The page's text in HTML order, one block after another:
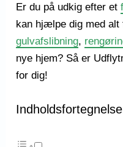
Er du på udkig efter et
kan hjælpe dig med alt
gulvafslibning,
nye hjem? Så er
for dig!
Indholdsfortegnelse